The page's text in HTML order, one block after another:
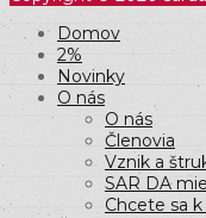
Domov
2%
Novinky
O nás
O nás
Členovia
Vznik a
SAR DA
Chcete sa